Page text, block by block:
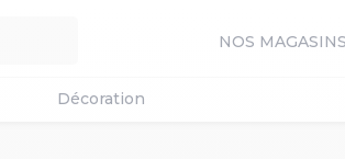
NOS MAGASINS
Décoration